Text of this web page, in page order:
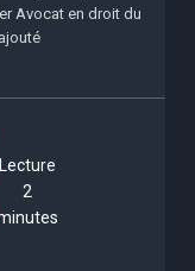
Avocat en droit du
Lecture
2